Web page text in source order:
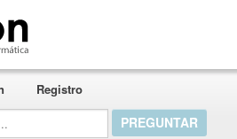
Registro